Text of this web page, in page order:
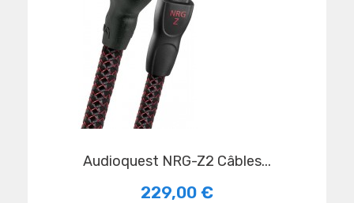
Audioquest NRG-Z2 Câbles...
229,00 €